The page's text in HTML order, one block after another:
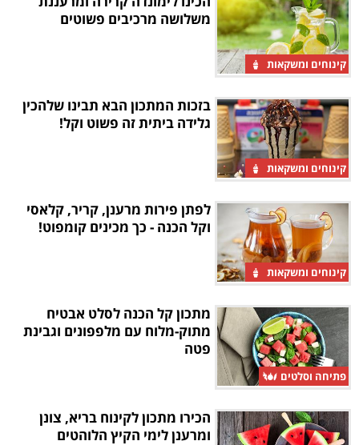
קינוחים ומשקאות
משלושה מרכיבים פשוטים
קינוחים ומשקאות
בזכות המתכון הבא תבינו שלהכין
גלידה ביתית זה פשוט וקל!
קינוחים ומשקאות
לפתן פירות מרענן, קריר, קלאסי
וקל הכנה - כך מכינים קומפוט!
פתיחה וסלטים
מתכון קל הכנה לסלט אבטיח
מתוק-מלוח עם מלפפונים וגבינת
פטה
הכירו מתכון לקינוח בריא, צונן
ומרענן לימי הקיץ הלוהטים